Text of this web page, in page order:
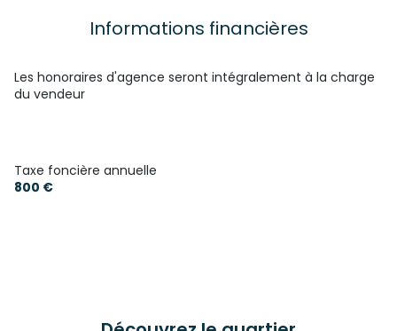
Informations financières
Les honoraires d'agence seront intégralement à la charge
du vendeur
Taxe foncière annuelle
800 €